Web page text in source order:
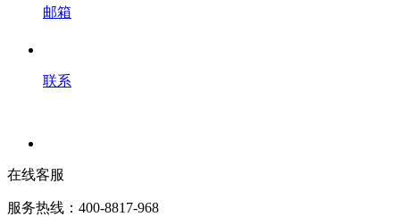
邮箱
联系
在线客服
服务热线：400-8817-968